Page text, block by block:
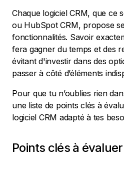
Chaque logiciel CRM, que ce
ou HubSpot CRM, propose
fonctionnalités. Savoir
fera gagner du temps et des
évitant d'investir dans des
passer à côté d’éléments
Pour que tu n’oublies rien
une liste de points clés à
logiciel CRM adapté à tes
Points clés à